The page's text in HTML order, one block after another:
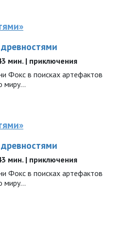
мин. | приключения
Фокс в поисках артефактов
миру...
мин. | приключения
Фокс в поисках артефактов
миру...